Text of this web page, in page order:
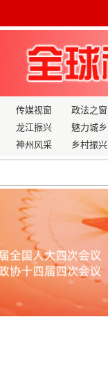
传媒视窗 政法之窗
龙江振兴
魅力城乡
神州风采
乡村振兴
看“十五五”科技创